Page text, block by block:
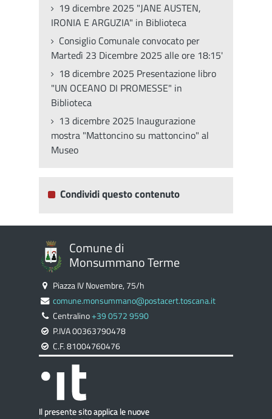
19 dicembre 2025 "JANE AUSTEN,
IRONIA E ARGUZIA" in Biblioteca
Consiglio Comunale convocato per
Martedì 23 Dicembre 2025 alle ore 18:15'
18 dicembre 2025 Presentazione libro
"UN OCEANO DI PROMESSE" in
Biblioteca
13 dicembre 2025 Inaugurazione
mostra "Mattoncino su mattoncino" al
Museo
Condividi questo contenuto
Comune di
Monsummano Terme
Piazza IV Novembre, 75/h
comune.monsummano@postacert.toscana.it
Centralino+39 0572 9590
P.IVA 00363790478
C.F. 81004760476